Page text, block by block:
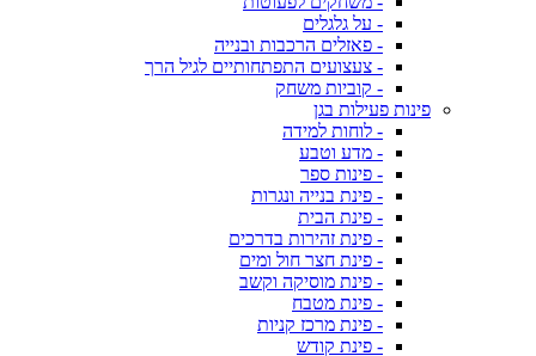
- על גלגלים
- פאזלים הרכבות ובנייה
- צעצועים התפתחותיים לגיל הרך
- קוביות משחק
פינות פעילות בגן
- לוחות למידה
- מדע וטבע
- פינות ספר
- פינת בנייה ונגרות
- פינת הבית
- פינת זהירות בדרכים
- פינת חצר חול ומים
- פינת מוסיקה וקשב
- פינת מטבח
- פינת מרכז קניות
- פינת קודש